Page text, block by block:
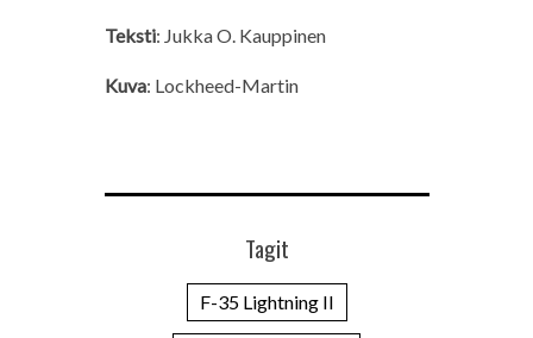
Teksti: Jukka O. Kauppinen
Kuva: Lockheed-Martin
Tagit
F-35 Lightning II